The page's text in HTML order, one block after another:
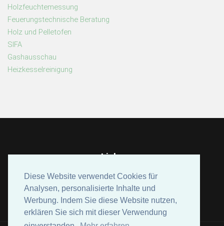
Diese Website verwendet Cookies für
Analysen, personalisierte Inhalte und
Werbung. Indem Sie diese Website nutzen,
erklären Sie sich mit dieser Verwendung
Diese Website verwendet Cookies für
Analysen, personalisierte Inhalte und
Werbung. Indem Sie diese Website nutzen,
erklären Sie sich mit dieser Verwendung
Holzfeuchtemessung
Feuerungstechnische Beratung
Holz und Pelletofen
SIFA
Gashausschau
Heizkesselreinigung
Links
Bundesverband der Schornsteinfeger
Dena (Deutsche Energie Agentur)